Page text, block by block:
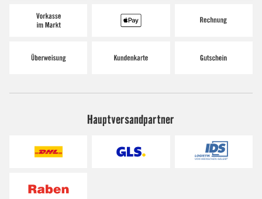
Hauptversandpartner